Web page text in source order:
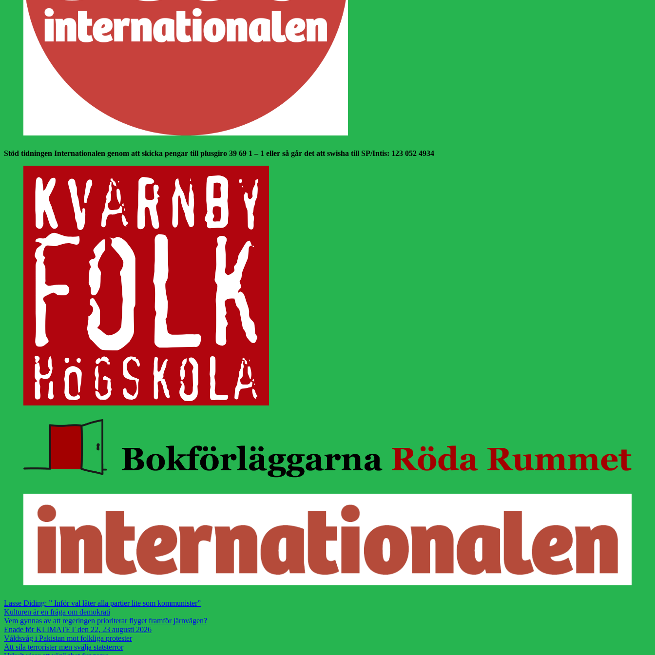
Stöd tidningen Internationalen genom att skicka pengar till plusgiro 39 69 1 – 1 eller så går det att swisha till SP/Intis: 123 052 4934
Lasse Diding: ” Inför val låter alla partier lite som kommunister”
Kulturen är en fråga om demokrati
Vem gynnas av att regeringen prioriterar flyget framför järnvägen?
Enade för KLIMATET den 22, 23 augusti 2026
Våldsvåg i Pakistan mot folkliga protester
Att sila terrorister men svälja statsterror